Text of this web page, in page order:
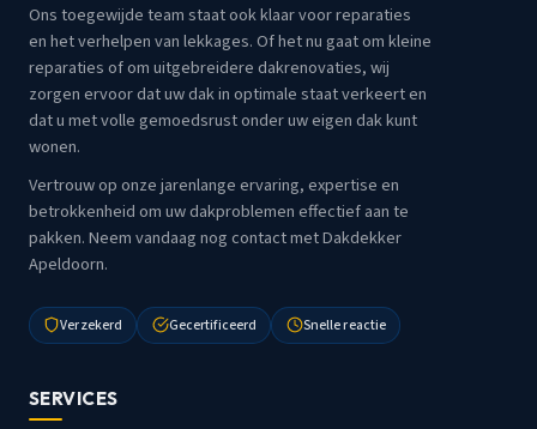
Ons toegewijde team staat ook klaar voor reparaties
en het verhelpen van lekkages. Of het nu gaat om kleine
reparaties of om uitgebreidere dakrenovaties, wij
zorgen ervoor dat uw dak in optimale staat verkeert en
dat u met volle gemoedsrust onder uw eigen dak kunt
wonen.
Vertrouw op onze jarenlange ervaring, expertise en
betrokkenheid om uw dakproblemen effectief aan te
pakken. Neem vandaag nog contact met Dakdekker
Apeldoorn.
Verzekerd Gecertificeerd Snelle reactie
SERVICES